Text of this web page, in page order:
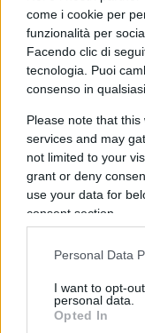
come i cookie per
funzionalità per
Facendo clic di
tecnologia. Puoi
consenso in
Please note that
services and may
not limited to your
grant or deny
use your data for
consent section.
Personal Data
I want to opt-
personal data.
Opted In
Quanto detto
scommesse
arricchirsi. Anzi la
3,60, così come
settembre 2012.
Questa stima
denaro, anche
certo ciascun
premi. La
proprio